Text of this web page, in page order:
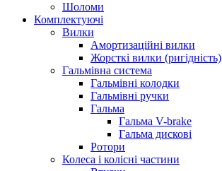
Шоломи
Комплектуючі
Вилки
Амортизаційні вилки
Жорсткі вилки (ригідність)
Гальмівна система
Гальмівні колодки
Гальмівні ручки
Гальма
Гальма V-brake
Гальма дискові
Ротори
Колеса і колісні частини